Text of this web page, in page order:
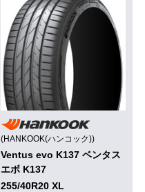
(HANKOOK(ハンコック))
Ventus evo K137 ベンタス
エボ K137
255/40R20 XL